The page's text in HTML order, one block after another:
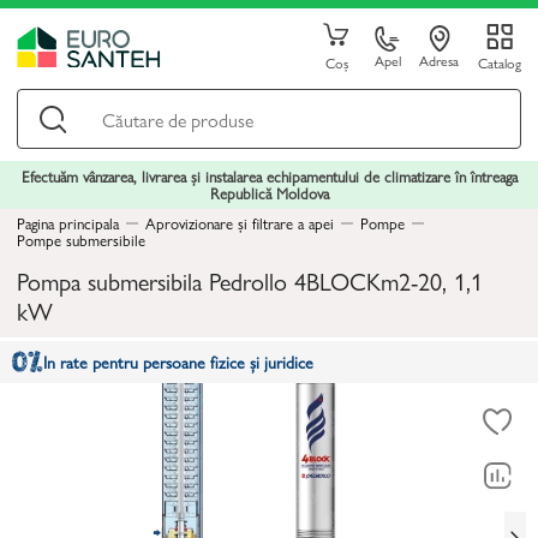
Coș Apel Adresa Catalog
Efectuăm vânzarea, livrarea și instalarea echipamentului de climatizare în întreaga
Republică Moldova
Pagina principala
Aprovizionare și filtrare a apei Pompe
Pompe submersibile
Pompa submersibila Pedrollo 4BLOCKm2-20, 1,1
kW
In rate pentru persoane fizice și juridice